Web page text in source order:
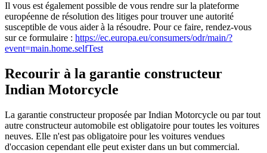
Il vous est également possible de vous rendre sur la plateforme
européenne de résolution des litiges pour trouver une autorité
susceptible de vous aider à la résoudre. Pour ce faire, rendez-vous
sur ce formulaire : https://ec.europa.eu/consumers/odr/main/?
event=main.home.selfTest
Recourir à la garantie constructeur
Indian Motorcycle
La garantie constructeur proposée par Indian Motorcycle ou par tout
autre constructeur automobile est obligatoire pour toutes les voitures
neuves. Elle n'est pas obligatoire pour les voitures vendues
d'occasion cependant elle peut exister dans un but commercial.